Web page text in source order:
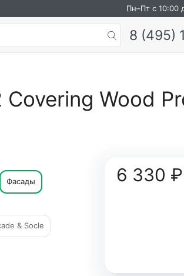
Пн–Пт с 10:00
8 (495)
Covering Wood
6 330
Фасады
& Socle